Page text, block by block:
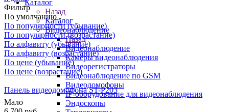
Каталог
Назад
Каталог
Видеонаблюдение
Назад
Видеонаблюдение
Камеры видеонаблюдения
Видеорегистраторы
Видеонаблюдение по GSM
Видеодомофоны
IP-оборудование для видеонаблюдения
Эндоскопы
Фильтр
По умолчанию
По популярности (убывание)
По популярности (возрастание)
По алфавиту (убывание)
По алфавиту (возрастание)
По цене (убывание)
По цене (возрастание)
Панель видеодомофона ST-P203
Мало